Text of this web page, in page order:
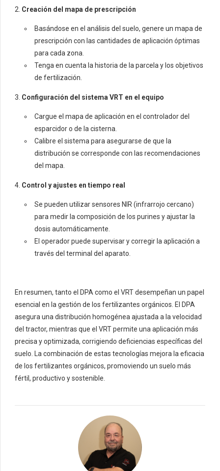
2. Creación del mapa de prescripción
Basándose en el análisis del suelo, genere un mapa de
prescripción con las cantidades de aplicación óptimas
para cada zona.
Tenga en cuenta la historia de la parcela y los objetivos
de fertilización.
3. Configuración del sistema VRT en el equipo
Cargue el mapa de aplicación en el controlador del
esparcidor o de la cisterna.
Calibre el sistema para asegurarse de que la
distribución se corresponde con las recomendaciones
del mapa.
4. Control y ajustes en tiempo real
Se pueden utilizar sensores NIR (infrarrojo cercano)
para medir la composición de los purines y ajustar la
dosis automáticamente.
El operador puede supervisar y corregir la aplicación a
través del terminal del aparato.
En resumen, tanto el DPA como el VRT desempeñan un papel
esencial en la gestión de los fertilizantes orgánicos. El DPA
asegura una distribución homogénea ajustada a la velocidad
del tractor, mientras que el VRT permite una aplicación más
precisa y optimizada, corrigiendo deficiencias específicas del
suelo. La combinación de estas tecnologías mejora la eficacia
de los fertilizantes orgánicos, promoviendo un suelo más
fértil, productivo y sostenible.